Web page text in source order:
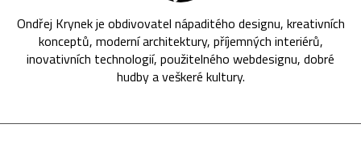
Ondřej Krynek je obdivovatel nápaditého designu, kreativních
konceptů, moderní architektury, příjemných interiérů,
inovativních technologií, použitelného webdesignu, dobré
hudby a veškeré kultury.